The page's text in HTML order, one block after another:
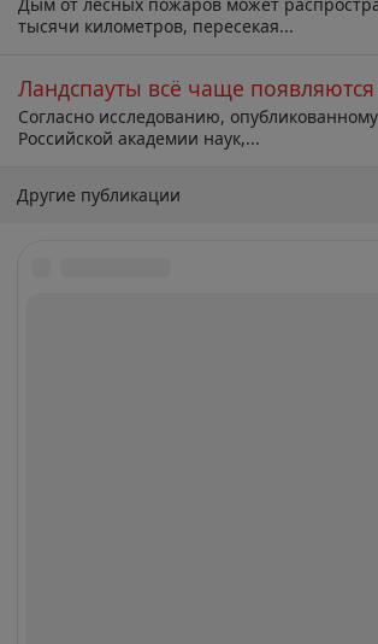
тысячи километров, пересекая...
Ландспауты всё чаще появляются
Согласно исследованию,
Российской академии наук,...
Другие публикации